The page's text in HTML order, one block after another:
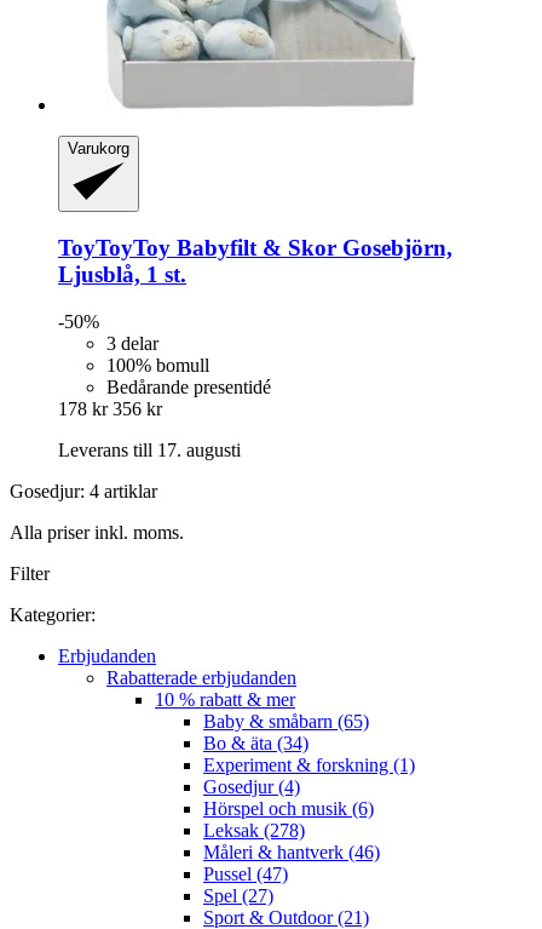
Varukorg
ToyToyToy Babyfilt & Skor Gosebjörn,
Ljusblå, 1 st.
-50%
3 delar
100% bomull
Bedårande presentidé
178 kr 356 kr
Leverans till 17. augusti
Gosedjur: 4 artiklar
Alla priser inkl. moms.
Filter
Kategorier:
Erbjudanden
Rabatterade erbjudanden
10 % rabatt & mer
Baby & småbarn (65)
Bo & äta (34)
Experiment & forskning (1)
Gosedjur (4)
Hörspel och musik (6)
Leksak (278)
Måleri & hantverk (46)
Pussel (47)
Spel (27)
Sport & Outdoor (21)